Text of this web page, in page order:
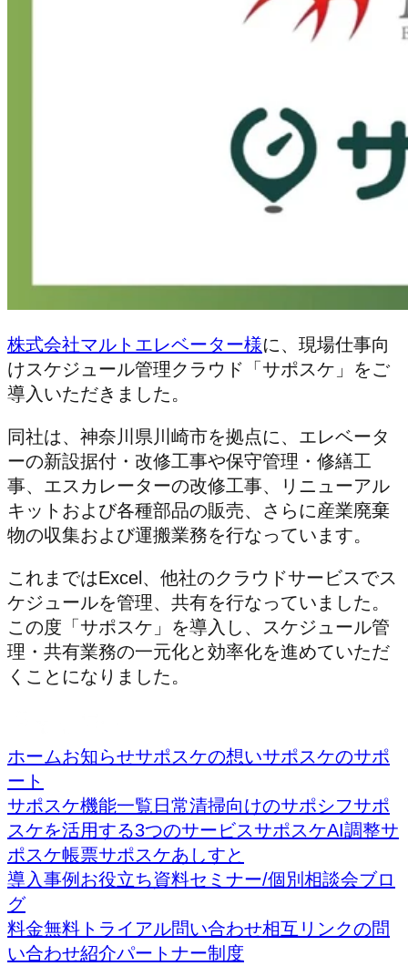
株式会社マルトエレベーター様に、現場仕事向
けスケジュール管理クラウド「サポスケ」をご
導入いただきました。
同社は、神奈川県川崎市を拠点に、エレベータ
ーの新設据付・改修工事や保守管理・修繕工
事、エスカレーターの改修工事、リニューアル
キットおよび各種部品の販売、さらに産業廃棄
物の収集および運搬業務を行なっています。
これまではExcel、他社のクラウドサービスでス
ケジュールを管理、共有を行なっていました。
この度「サポスケ」を導入し、スケジュール管
理・共有業務の一元化と効率化を進めていただ
くことになりました。
ホームお知らせサポスケの想いサポスケのサポ
ート
サポスケ機能一覧 日常清掃向けのサポシフサポ
スケを活用する3つのサービスサポスケAI調整サ
ポスケ帳票サポスケあしすと
導入事例 お役立ち資料セミナー/個別相談会ブロ
グ
料金無料トライアル問い合わせ相互リンクの問
い合わせ紹介パートナー制度